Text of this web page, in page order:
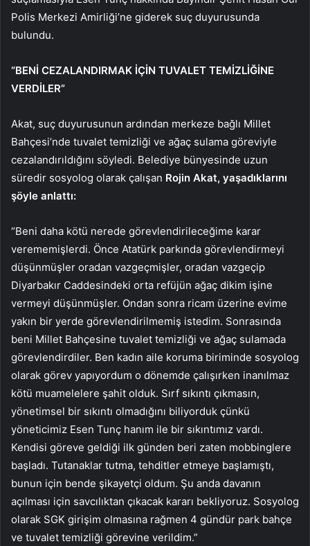
Polis Merkezi Amirliği’ne giderek suç duyurusunda
bulundu.
“BENİ CEZALANDIRMAK İÇİN TUVALET TEMİZLİĞİNE
VERDİLER”
Akat, suç duyurusunun ardından merkeze bağlı Millet
Bahçesi’nde tuvalet temizliği ve ağaç sulama göreviyle
cezalandırıldığını söyledi. Belediye bünyesinde uzun
süredir sosyolog olarak çalışan Rojin Akat, yaşadıklarını
şöyle anlattı:
“Beni daha kötü nerede görevlendirileceğime karar
verememişlerdi. Önce Atatürk parkında görevlendirmeyi
düşünmüşler oradan vazgeçmişler, oradan vazgeçip
Diyarbakır Caddesindeki orta refüjün ağaç dikim işine
vermeyi düşünmüşler. Ondan sonra ricam üzerine evime
yakın bir yerde görevlendirilmemiş istedim. Sonrasında
beni Millet Bahçesine tuvalet temizliği ve ağaç sulamada
görevlendirdiler. Ben kadın aile koruma biriminde sosyolog
olarak görev yapıyordum o dönemde çalışırken inanılmaz
kötü muamelelere şahit olduk. Sırf sıkıntı çıkmasın,
yönetimsel bir sıkıntı olmadığını biliyorduk çünkü
yöneticimiz Esen Tunç hanım ile bir sıkıntımız vardı.
Kendisi göreve geldiği ilk günden beri zaten mobbinglere
başladı. Tutanaklar tutma, tehditler etmeye başlamıştı,
bunun için bende şikayetçi oldum. Şu anda davanın
açılması için savcılıktan çıkacak kararı bekliyoruz. Sosyolog
olarak SGK girişim olmasına rağmen 4 gündür park bahçe
ve tuvalet temizliği görevine verildim.”